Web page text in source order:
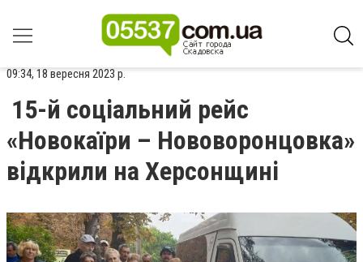
09:34, 18 вересня 2023 р.
15-й соціальний рейс
«Новокаїри – Нововоронцовка»
відкрили на Херсонщині